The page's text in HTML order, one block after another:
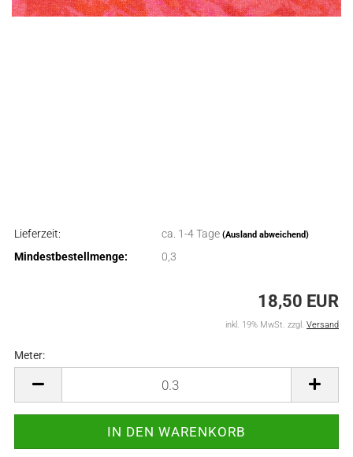
Lieferzeit: ca. 1-4 Tage (Ausland abweichend)
Mindestbestellmenge: 0,3
18,50 EUR
inkl. 19% MwSt. zzgl. Versand
Meter: